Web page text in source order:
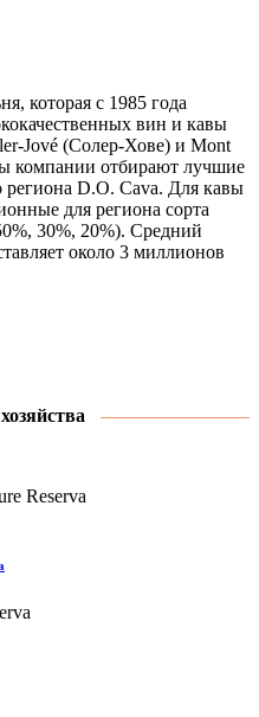
которая с 1985 года
вин и кавы
Jové (Солер-Хове) и Mont
компании отбирают лучшие
D.O. Cava. Для кавы
для региона сорта
30%, 20%). Средний
около 3 миллионов